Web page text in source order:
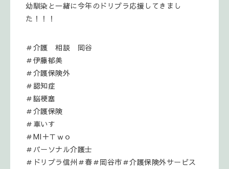
幼馴染と一緒に今年のドリプラ応援してきまし
た！！！
＃介護 相談 岡谷
＃伊藤郁美
＃介護保険外
＃認知症
＃脳梗塞
＃介護保険
＃車いす
＃MI＋Ｔｗｏ
＃パーソナル介護士
＃ドリプラ信州 ＃春＃岡谷市＃介護保険外サービス